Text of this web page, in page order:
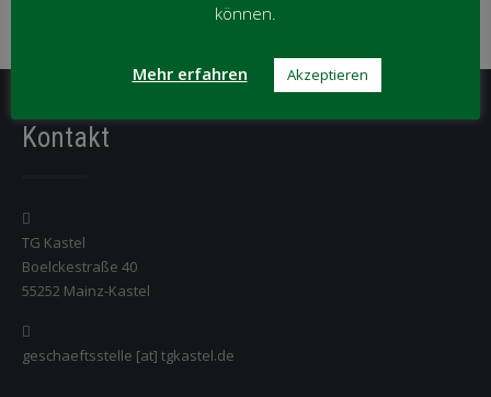
Kontakt
TG Kastel
Boelckestraße 40
55252 Mainz-Kastel
geschaeftsstelle [at] tgkastel.de
können.
Mehr erfahren Akzeptieren